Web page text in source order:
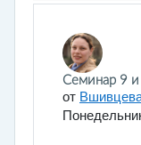
Семинар 9
от
Количество